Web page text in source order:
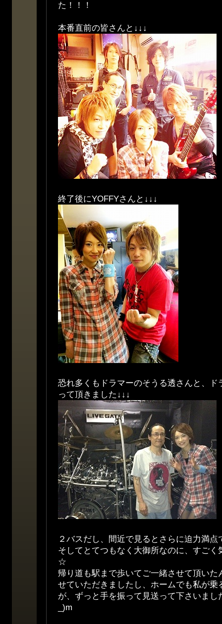
た！！！
本番直前の皆さんと↓↓↓
終了後にYOFFYさんと↓↓↓
恐れ多くもドラマーのそうる透さんと、ド
って頂きました↓↓↓
２バスだし、間近で見るとさらに迫力満点
そしてとてつもなく大御所なのに、すごく
☆
帰り道も駅まで歩いてご一緒させて頂いた
せていただきましたし、ホームでも私が乗
が、ずっと手を振って見送って下さいまし
_)m